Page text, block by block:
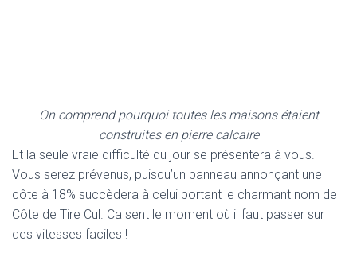
On comprend pourquoi toutes les maisons étaient
construites en pierre calcaire
Et la seule vraie difficulté du jour se présentera à vous.
Vous serez prévenus, puisqu’un panneau annonçant une
côte à 18% succèdera à celui portant le charmant nom de
Côte de Tire Cul. Ca sent le moment où il faut passer sur
des vitesses faciles !